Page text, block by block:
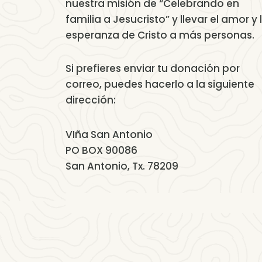
nuestra misión de “Celebrando en
familia a Jesucristo” y llevar el amor y
esperanza de Cristo a más personas.
Si prefieres enviar tu donación por
correo, puedes hacerlo a la siguiente
dirección:
VIña San Antonio
PO BOX 90086
San Antonio, Tx. 78209